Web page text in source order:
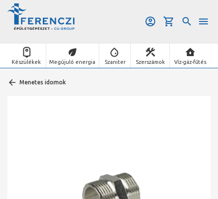
Készülékek Megújuló energia Szaniter Szerszámok Víz-gáz-fűtés
Menetes idomok